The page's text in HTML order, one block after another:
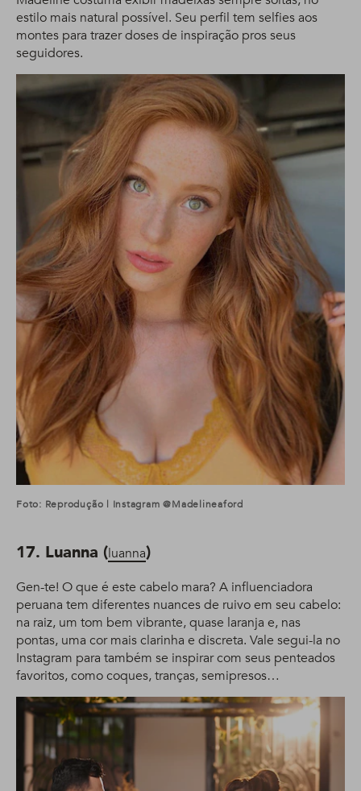
estilo mais natural possível. Seu perfil tem selfies aos
montes para trazer doses de inspiração pros seus
seguidores.
Foto: Reprodução | Instagram @madelineaford
17. Luanna (luanna)
Gen-te! O que é este cabelo mara? A influenciadora
peruana tem diferentes nuances de ruivo em seu cabelo:
na raiz, um tom bem vibrante, quase laranja e, nas
pontas, uma cor mais clarinha e discreta. Vale segui-la no
Instagram para também se inspirar com seus penteados
favoritos, como coques, tranças, semipresos…